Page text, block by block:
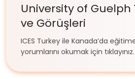
University of Guelph
ve Görüşleri
ICES Turkey ile Kanada’da
yorumlarını okumak için tıklayınız.